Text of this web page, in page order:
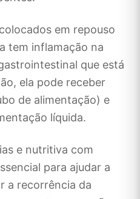
em repouso
tem inflamação na
que está
ela pode receber
de alimentação) e
líquida.
e nutritiva com
para ajudar a
a recorrência da